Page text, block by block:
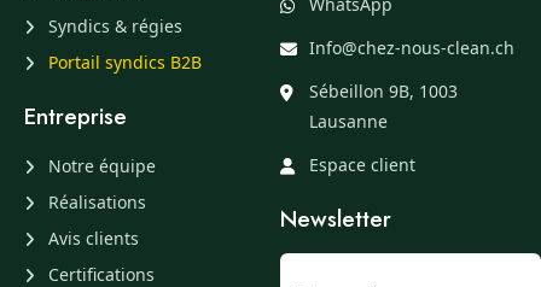
Syndics & régies
Portail syndics B2B
Entreprise
Notre équipe
Réalisations
Avis clients
Certifications
Info@chez-nous-clean.ch
Sébeillon 9B, 1003
Lausanne
Espace client
Newsletter